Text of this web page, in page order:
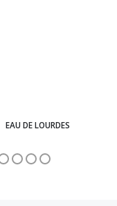
EAU DE LOURDES